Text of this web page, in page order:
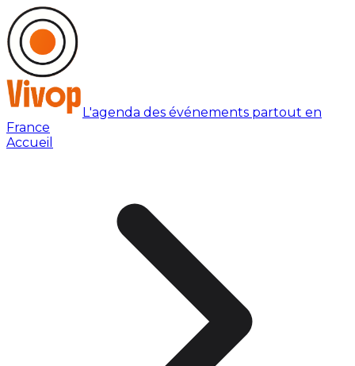
L'agenda des événements partout en
France
Accueil